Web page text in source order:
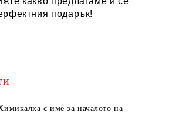
подарък!
с име за началото на